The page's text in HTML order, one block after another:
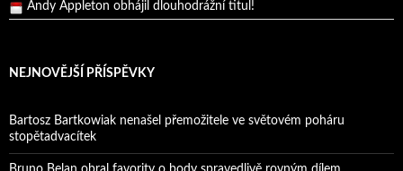
Reprezentační dvojice brala český titul!
NEJNOVĚJŠÍ PŘÍSPĚVKY
Bartosz Bartkowiak nenašel přemožitele ve světovém poháru
stopětadvacítek